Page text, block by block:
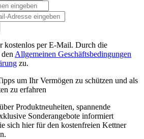
kostenlos per E-Mail. Durch die
Allgemeinen Geschäftsbedingungen
zu.
um Ihr Vermögen zu schützen und als
zu erfahren
Produktneuheiten, spannende
Sonderangebote informiert
sich hier für den kostenfreien Kettner